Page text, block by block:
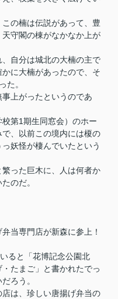
の楠は伝説があって、豊
守閣の棟がなかなか上が
自分は城北の大楠の主で
に大楠があったので、そ
た。
上がったというのであ
第1期生同窓会）のホー
、以前この境内には榎の
妖怪が棲んでいたという
った巨木に、人は何者か
のだ。
当専門店が新森に参上！
ると「花博記念公園北
たまご」と書かれたでっ
ろう。
は、珍しい唐揚げ弁当の